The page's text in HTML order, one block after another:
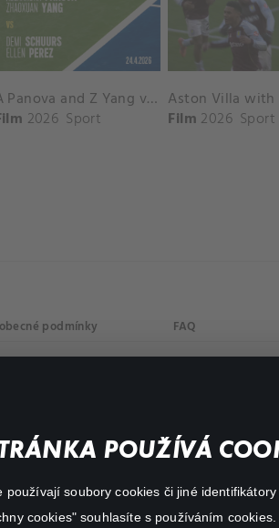
POUŽÍVÁ
používají soubory cookies či jiné
cookies" souhlasíte s používáním
A Panova and Z Yang vs D Schuurs and E Perez Match Highlights - MADRID_Court 8 ( April 24, 2026)
2026 Sport
Film 2026 Sport
podmínky FAQ